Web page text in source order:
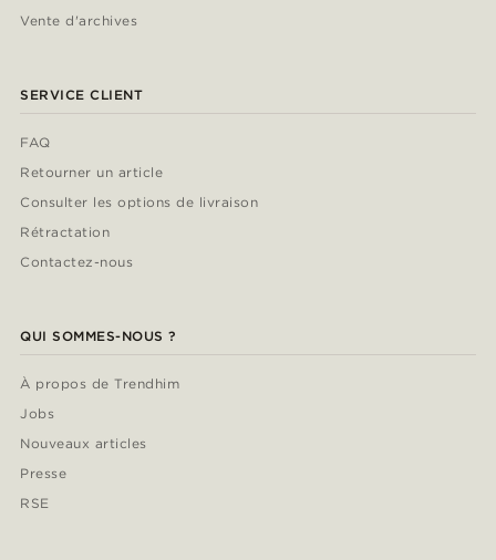
Vente d'archives
SERVICE CLIENT
FAQ
Retourner un article
Consulter les options de livraison
Rétractation
Contactez-nous
QUI SOMMES-NOUS ?
À propos de Trendhim
Jobs
Nouveaux articles
Presse
RSE